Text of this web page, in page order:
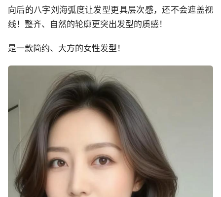
向后的八字刘海弧度让发型更具层次感，还不会遮盖视
线！整齐、自然的轮廓更突出发型的质感！
是一款简约、大方的女性发型！